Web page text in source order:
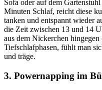
Sofa oder auf dem
Minuten Schlaf, reicht diese
tanken und entspannt wieder
die Zeit zwischen 13 und 14
aus dem Nickerchen
Tiefschlafphasen, fühlt man
und träge.
3. Powernapping im